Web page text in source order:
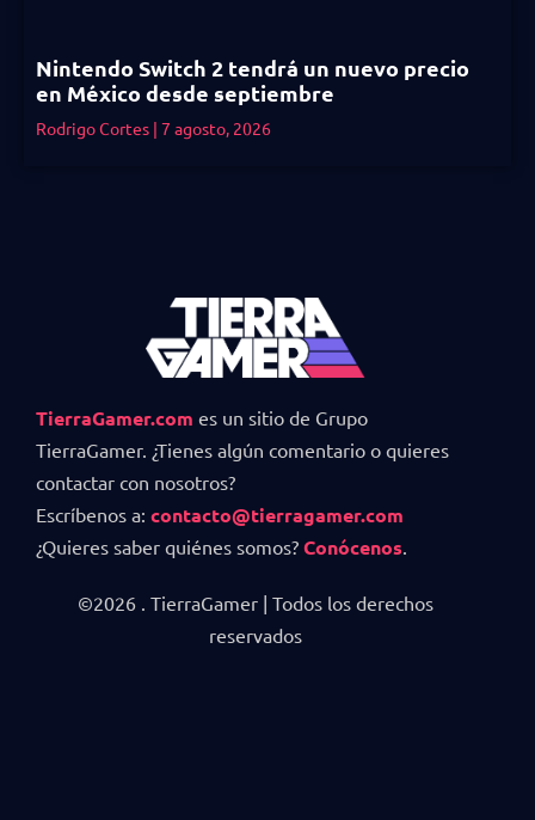
Nintendo Switch 2 tendrá un nuevo precio
en México desde septiembre
Rodrigo Cortes 7 agosto, 2026
TierraGamer.com es un sitio de Grupo
TierraGamer. ¿Tienes algún comentario o quieres
contactar con nosotros?
Escríbenos a: contacto@tierragamer.com
¿Quieres saber quiénes somos? Conócenos.
©2026 . TierraGamer | Todos los derechos
reservados